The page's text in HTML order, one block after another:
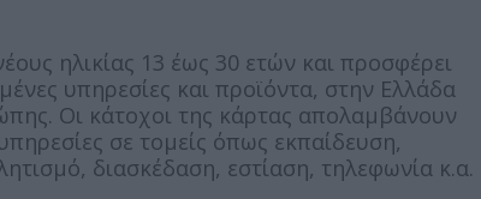
ηλικίας 13 έως 30 ετών και προσφέρει
υπηρεσίες και προϊόντα, στην Ελλάδα
Οι κάτοχοι της κάρτας απολαμβάνουν
σε τομείς όπως εκπαίδευση,
διασκέδαση, εστίαση, τηλεφωνία κ.α.